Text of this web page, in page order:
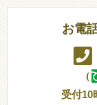
お電
(
受付10